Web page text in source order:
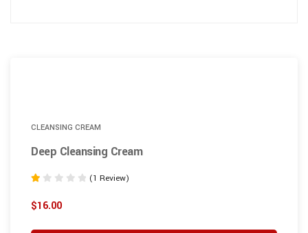
CLEANSING CREAM
Deep Cleansing Cream
1.00
sur
5
(1 Review)
$16.00